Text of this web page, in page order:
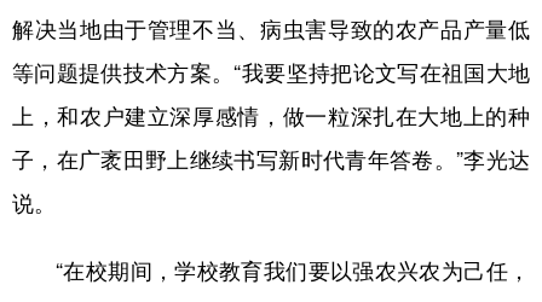
解决当地由于管理不当、病虫害导致的农产品产量低
等问题提供技术方案。“我要坚持把论文写在祖国大地
上，和农户建立深厚感情，做一粒深扎在大地上的种
子，在广袤田野上继续书写新时代青年答卷。”李光达
说。
“在校期间，学校教育我们要以强农兴农为己任，